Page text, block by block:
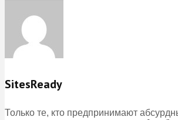
SitesReady
Только те, кто предпринимают